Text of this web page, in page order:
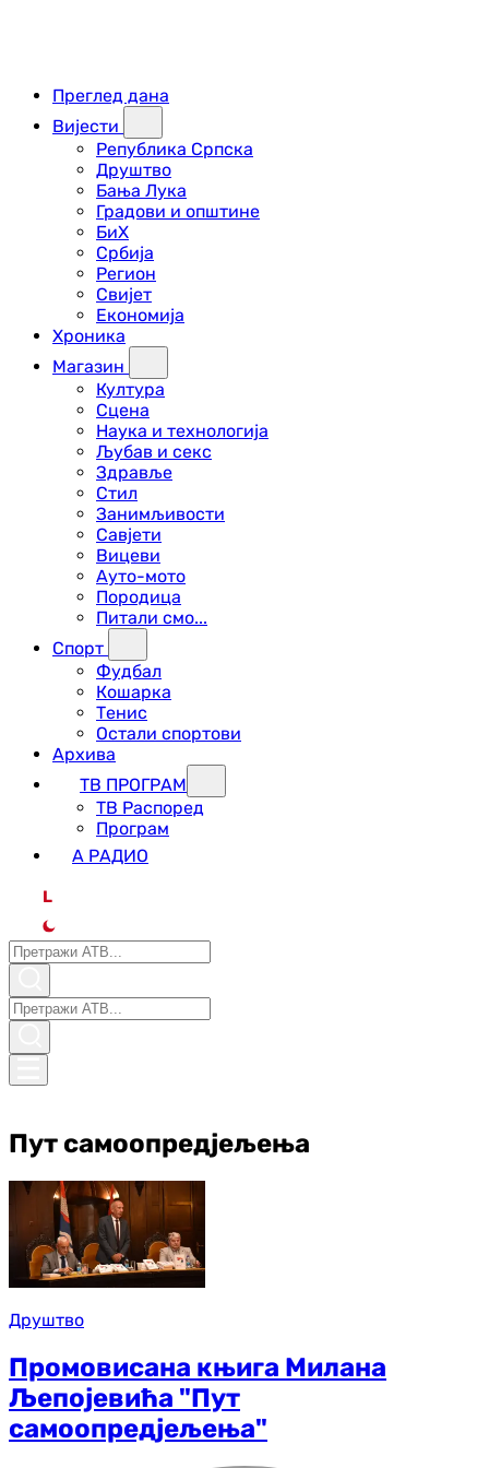
Преглед дана
Вијести
Република Српска
Друштво
Бања Лука
Градови и општине
БиХ
Србија
Регион
Свијет
Економија
Хроника
Магазин
Култура
Сцена
Наука и технологија
Љубав и секс
Здравље
Стил
Занимљивости
Савјети
Вицеви
Ауто-мото
Породица
Питали смо...
Спорт
Фудбал
Кошарка
Тенис
Остали спортови
Архива
ТВ ПРОГРАМ
ТВ Распоред
Програм
А РАДИО
L
Пут самоопредјељења
Друштво
Промовисана књига Милана
Љепојевића "Пут
самоопредјељења"